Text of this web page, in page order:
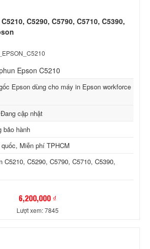
C5290, C5790, C5710, C5390,
Epson C5210
Epson dùng cho máy in Epson workforce
Đang cập nhật
bảo hành
quốc, Miễn phí TPHCM
C5210, C5290, C5790, C5710, C5390,
6,200,000 ₫
Lượt xem: 7845